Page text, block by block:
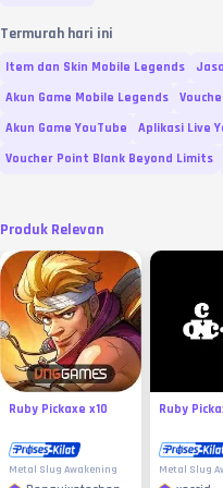
Termurah hari ini
Item dan Skin Mobile Legends
Akun Game Mobile Legends
Akun Game YouTube
Aplikasi Live
Voucher Point Blank Beyond Limits
Produk Relevan
Ruby Pickaxe x10
Metal Slug Awakening
Ruby
Metal Slug